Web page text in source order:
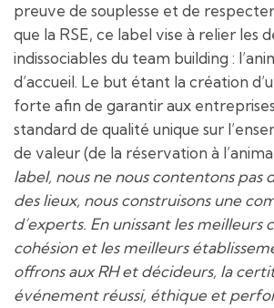
preuve de souplesse et de respecter
que la RSE, ce label vise à relier les
indissociables du team building :
d’accueil. Le but étant la création
forte afin de garantir aux
standard de qualité unique sur
de valeur (de la réservation à
label, nous ne nous contentons pas
des lieux, nous construisons une
d’experts. En unissant les meilleurs
cohésion et les meilleurs
offrons aux RH et décideurs, la
événement réussi, éthique et